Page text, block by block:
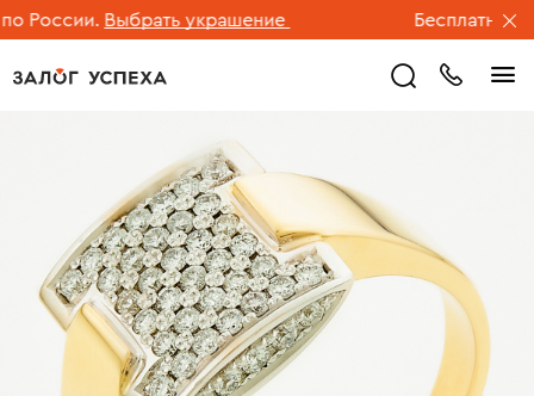
Выбрать украшение Бесплатная